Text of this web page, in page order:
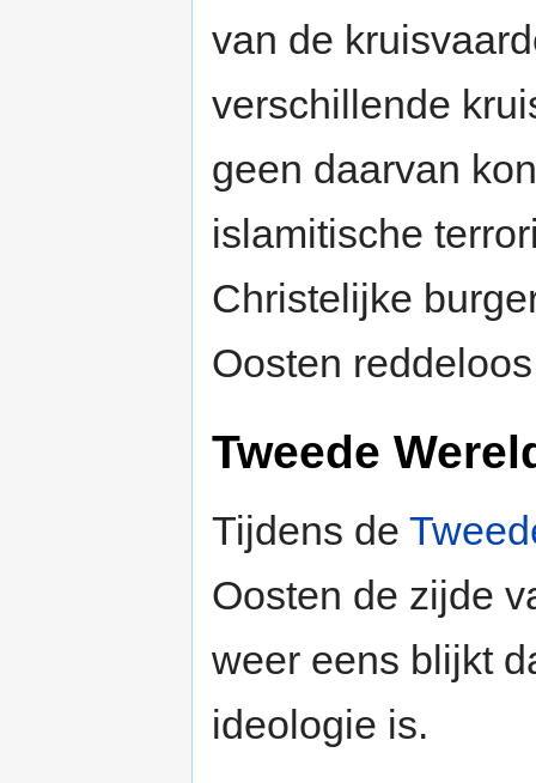
van de
verschillende
geen daarvan
islamitische
Christelijke
Oosten
Tweede
Tijdens de
Oosten de zijde
weer eens blijkt
ideologie is.